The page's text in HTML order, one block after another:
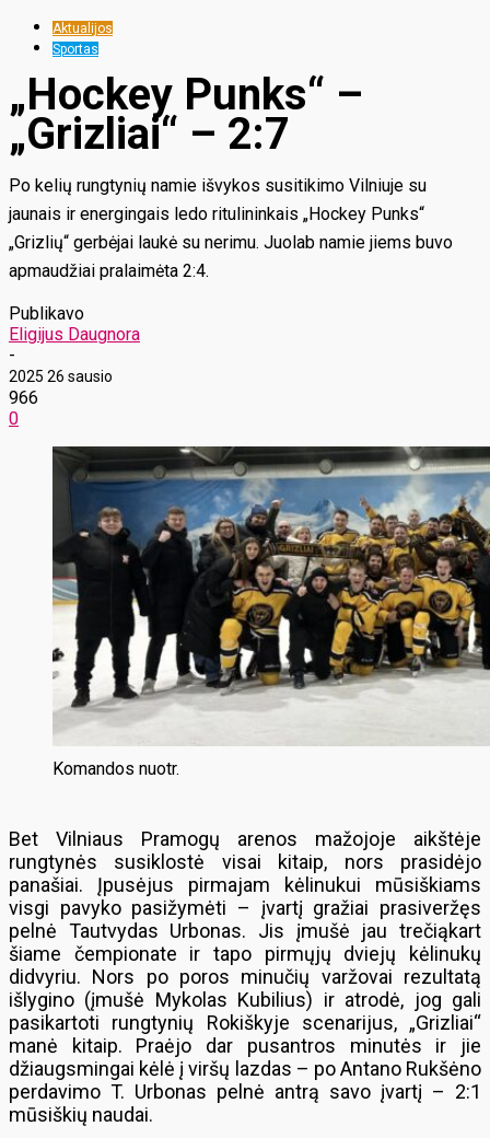
Aktualijos
Sportas
„Hockey Punks“ –
„Grizliai“ – 2:7
Po kelių rungtynių namie išvykos susitikimo Vilniuje su
jaunais ir energingais ledo ritulininkais „Hockey Punks“
„Grizlių“ gerbėjai laukė su nerimu. Juolab namie jiems buvo
apmaudžiai pralaimėta 2:4.
Publikavo
Eligijus Daugnora
-
2025 26 sausio
966
0
Komandos nuotr.
Bet Vilniaus Pramogų arenos mažojoje aikštėje
rungtynės susiklostė visai kitaip, nors prasidėjo
panašiai. Įpusėjus pirmajam kėlinukui mūsiškiams
visgi pavyko pasižymėti – įvartį gražiai prasiveržęs
pelnė Tautvydas Urbonas. Jis įmušė jau trečiąkart
šiame čempionate ir tapo pirmųjų dviejų kėlinukų
didvyriu. Nors po poros minučių varžovai rezultatą
išlygino (įmušė Mykolas Kubilius) ir atrodė, jog gali
pasikartoti rungtynių Rokiškyje scenarijus, „Grizliai“
manė kitaip. Praėjo dar pusantros minutės ir jie
džiaugsmingai kėlė į viršų lazdas – po Antano Rukšėno
perdavimo T. Urbonas pelnė antrą savo įvartį – 2:1
mūsiškių naudai.